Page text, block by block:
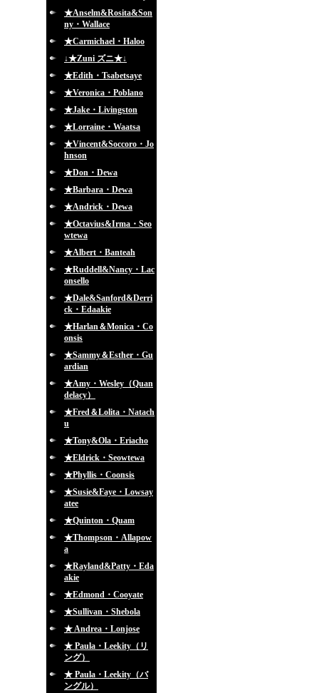
★Anselm&Rosita&Son
ny・Wallace
★Carmichael・Haloo
↓★Zuni ズニ★↓
★Edith・Tsabetsaye
★Veronica・Poblano
★Jake・Livingston
★Lorraine・Waatsa
★Vincent&Soccoro・Jo
hnson
★Don・Dewa
★Barbara・Dewa
★Andrick・Dewa
★Octavius&Irma・Seo
wtewa
★Albert・Banteah
★Ruddell&Nancy・Lac
onsello
★Dale&Sanford&Derri
ck・Edaakie
★Harlan＆Monica・Co
onsis
★Sammy＆Esther・Gu
ardian
★Amy・Wesley（Quan
delacy）
★Fred＆Lolita・Natach
u
★Tony&Ola・Eriacho
★Eldrick・Seowtewa
★Phyllis・Coonsis
★Susie&Faye・Lowsay
atee
★Quinton・Quam
★Thompson・Allapow
a
★Rayland&Patty・Eda
akie
★Edmond・Cooyate
★Sullivan・Shebola
★ Andrea・Lonjose
★ Paula・Leekity（リ
ング）
★ Paula・Leekity（バ
ングル）